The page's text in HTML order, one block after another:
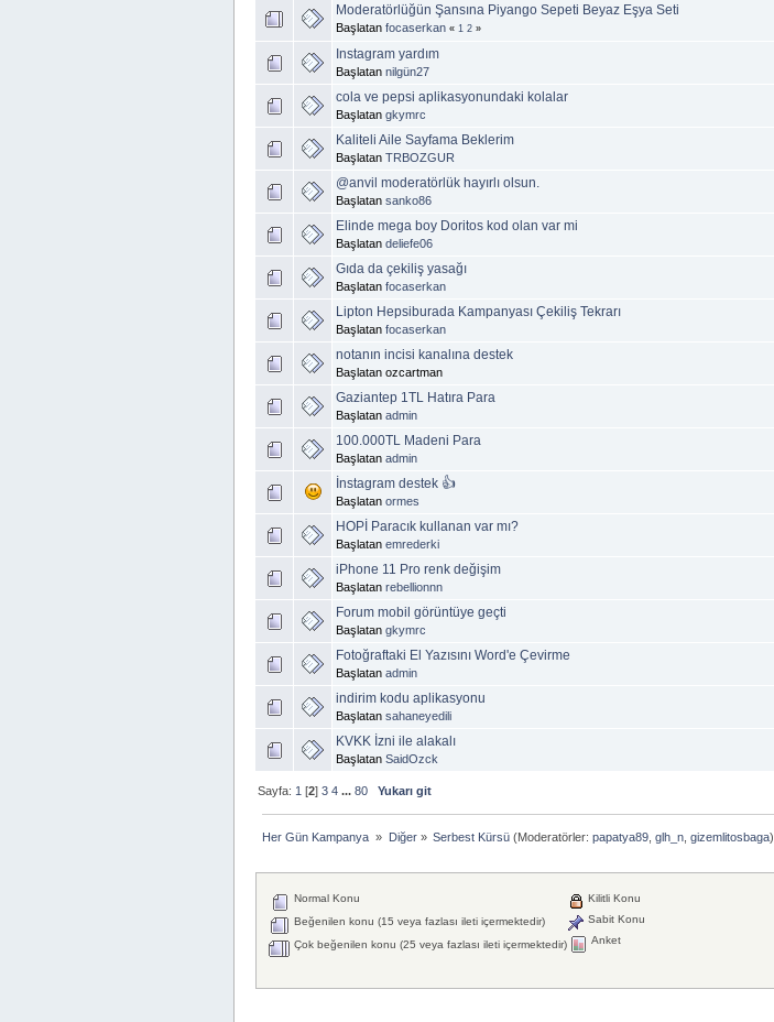
Moderatörlüğün Şansına Piyango Sepeti Beyaz Eşya Seti
Başlatan focaserkan « 1 2 »
Instagram yardım
Başlatan nilgün27
cola ve pepsi aplikasyonundaki kolalar
Başlatan gkymrc
Kaliteli Aile Sayfama Beklerim
Başlatan TRBOZGUR
@anvil moderatörlük hayırlı olsun.
Başlatan sanko86
Elinde mega boy Doritos kod olan var mi
Başlatan deliefe06
Gıda da çekiliş yasağı
Başlatan focaserkan
Lipton Hepsiburada Kampanyası Çekiliş Tekrarı
Başlatan focaserkan
notanın incisi kanalına destek
Başlatan ozcartman
Gaziantep 1TL Hatıra Para
Başlatan admin
100.000TL Madeni Para
Başlatan admin
İnstagram destek 👍
Başlatan ormes
HOPİ Paracık kullanan var mı?
Başlatan emrederki
iPhone 11 Pro renk değişim
Başlatan rebellionnn
Forum mobil görüntüye geçti
Başlatan gkymrc
Fotoğraftaki El Yazısını Word'e Çevirme
Başlatan admin
indirim kodu aplikasyonu
Başlatan sahaneyedili
KVKK İzni ile alakalı
Başlatan SaidOzck
Sayfa: 1 [2]3 4 ...80 Yukarı git
Her Gün Kampanya » Diğer» Serbest Kürsü(Moderatörler: papatya89, glh_n, gizemlitosbaga)
Normal Konu
Beğenilen konu (15 veya fazlası ileti içermektedir)
Çok beğenilen konu (25 veya fazlası ileti içermektedir)
Kilitli Konu
Sabit Konu
Anket